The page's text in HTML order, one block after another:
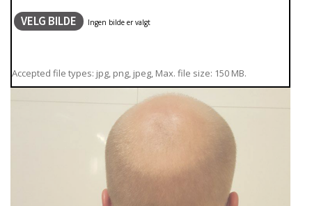
VELG BILDE
Accepted file types: jpg, png, jpeg, Max. file size: 150 MB.